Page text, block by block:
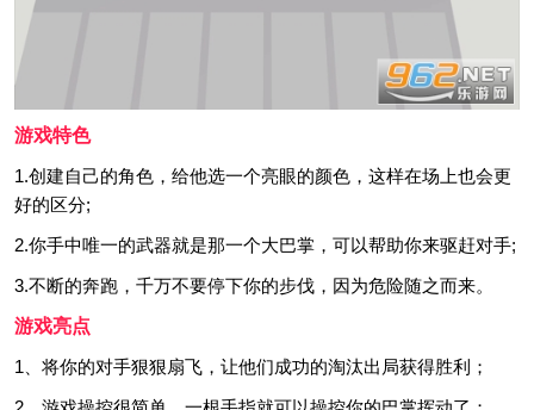
游戏特色
1.创建自己的角色，给他选一个亮眼的颜色，这样在场上也会更
好的区分;
2.你手中唯一的武器就是那一个大巴掌，可以帮助你来驱赶对手;
3.不断的奔跑，千万不要停下你的步伐，因为危险随之而来。
游戏亮点
1、将你的对手狠狠扇飞，让他们成功的淘汰出局获得胜利；